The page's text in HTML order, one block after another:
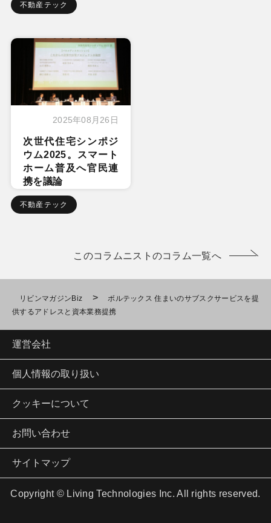
不動産テック
2025年08月26日
次世代住宅シンポジ
ウム2025。スマート
ホーム普及へ官民連
携を議論
不動産テック
このコラムニストのコラム一覧へ
リビンマガジンBiz >
ボルテックス 住まいのサブスクサービスを提
供するアドレスと資本業務提携
運営会社
個人情報の取り扱い
クッキーについて
お問い合わせ
サイトマップ
Copyright © Living Technologies Inc. All rights reserved.